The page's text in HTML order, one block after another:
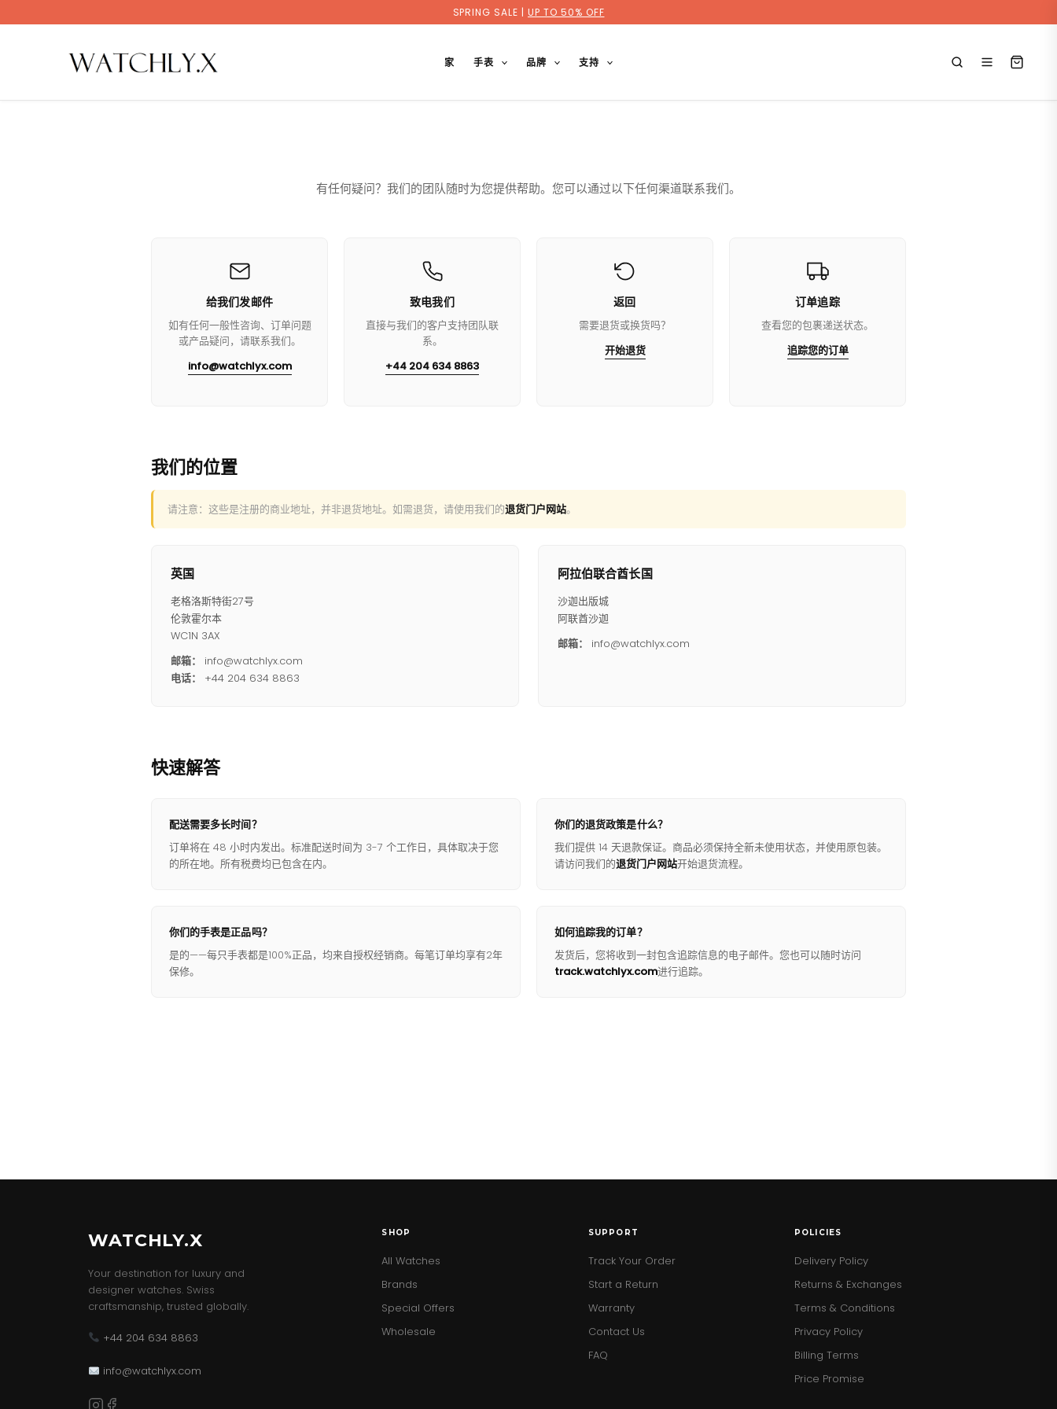
SPRING SALE | UP TO 50% OFF
to
家 手表 品牌 支持
有任何疑问？我们的团队随时为您提供帮助。您可以通过以下任何渠道联系我们。
给我们发邮件
如有任何一般性咨询、订单问题
或产品疑问，请联系我们。
info@watchlyx.com
致电我们
直接与我们的客户支持团队联
系。
+44 204 634 8863
返回
需要退货或换货吗？
开始退货
订单追踪
查看您的包裹递送状态。
追踪您的订单
我们的位置
请注意：这些是注册的商业地址，并非退货地址。如需退货，请使用我们的退货门户网站。
英国
老格洛斯特街27号
伦敦霍尔本
WC1N 3AX
邮箱：
info@watchlyx.com
电话：
+44 204 634 8863
阿拉伯联合酋长国
沙迦出版城
阿联酋沙迦
邮箱：
info@watchlyx.com
快速解答
配送需要多长时间？
订单将在 48 小时内发出。标准配送时间为 3-7 个工作日，具体取决于您
的所在地。所有税费均已包含在内。
你们的退货政策是什么？
我们提供 14 天退款保证。商品必须保持全新未使用状态，并使用原包装。
请访问我们的退货门户网站开始退货流程。
你们的手表是正品吗？
是的——每只手表都是100%正品，均来自授权经销商。每笔订单均享有2年
保修。
如何追踪我的订单？
发货后，您将收到一封包含追踪信息的电子邮件。您也可以随时访问
track.watchlyx.com进行追踪。
WATCHLY.X
Your destination for luxury and
designer watches. Swiss
craftsmanship, trusted globally.
+44 204 634 8863
info@watchlyx.com
SHOP
All Watches
Brands
Special Offers
Wholesale
SUPPORT
Track Your Order
Start a Return
Warranty
Contact Us
FAQ
POLICIES
Delivery Policy
Returns & Exchanges
Terms & Conditions
Privacy Policy
Billing Terms
Price Promise